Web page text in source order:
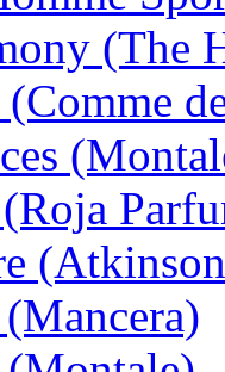
(The